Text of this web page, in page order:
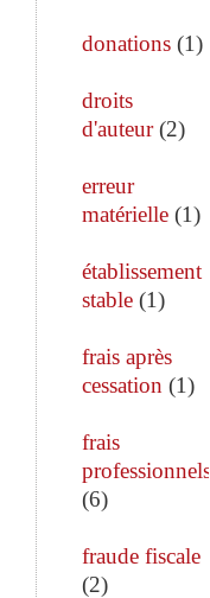
donations (1)
droits
d'auteur(2)
erreur
matérielle (1)
établissement
stable (1)
frais après
cessation (1)
frais
professionnels
(6)
fraude fiscale
(2)